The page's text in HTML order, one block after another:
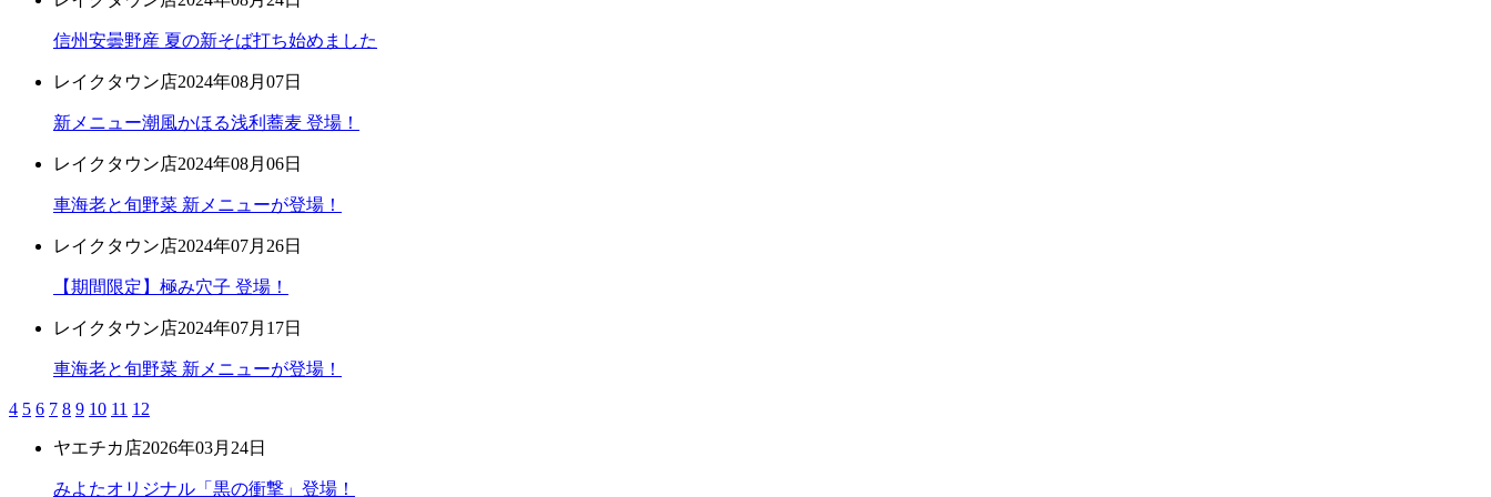
信州安曇野産 夏の新そば打ち始めました
レイクタウン店2024年08月07日
新メニュー潮風かほる浅利蕎麦 登場！
レイクタウン店2024年08月06日
車海老と旬野菜 新メニューが登場！
レイクタウン店2024年07月26日
【期間限定】極み穴子 登場！
レイクタウン店2024年07月17日
車海老と旬野菜 新メニューが登場！
4 5 6 7 8 9 10 11 12
ヤエチカ店2026年03月24日
みよたオリジナル「黒の衝撃」登場！